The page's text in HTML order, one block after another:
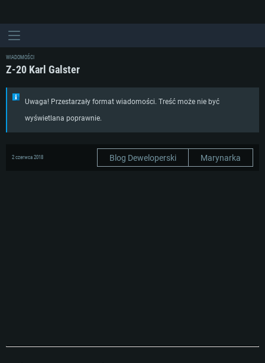
WIADOMOŚCI
Z-20 Karl Galster
Uwaga! Przestarzały format wiadomości. Treść może nie być
wyświetlana poprawnie.
2 czerwca 2018 Blog Deweloperski Marynarka